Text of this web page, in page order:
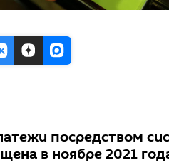
посредством
в ноябре 2021